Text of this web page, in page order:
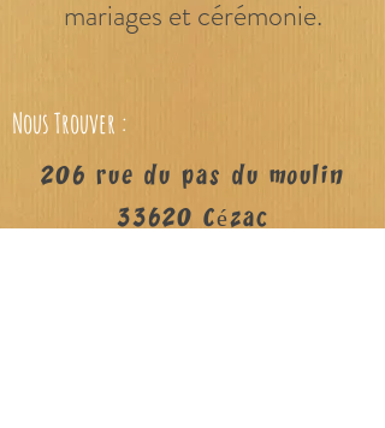
mariages et cérémonie.
Nous Trouver :
206 rue du pas du moulin
33620 Cézac